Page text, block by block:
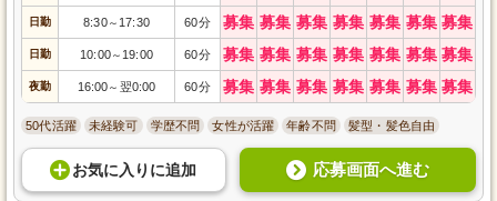
日勤 8:30～ 17:30 60分 募集 募集 募集 募集 募集 募集 募集
日勤 10:00～ 19:00 60分 募集 募集 募集 募集 募集 募集 募集
夜勤 16:00～ 翌0:00 60分 募集 募集 募集 募集 募集 募集 募集
50代活躍 未経験可 学歴不問 女性が活躍 年齢不問 髪型・髪色自由
お気に入り に追加 応募画面へ進む